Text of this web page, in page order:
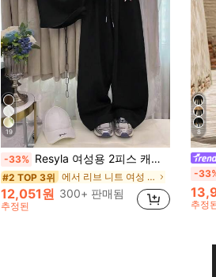
19
-33% Resyla 여성용 2피스 캐주얼 & 스포티 여름 의상
#2 TOP 3위 에서 리브 니트 여성 코디네이터
12,051원 300+ 판매됨
추정된
8
-
추정